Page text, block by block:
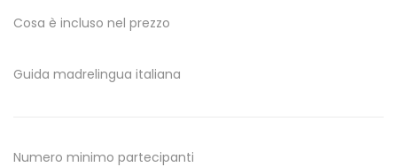
Cosa è incluso nel prezzo
Guida madrelingua italiana
Numero minimo partecipanti